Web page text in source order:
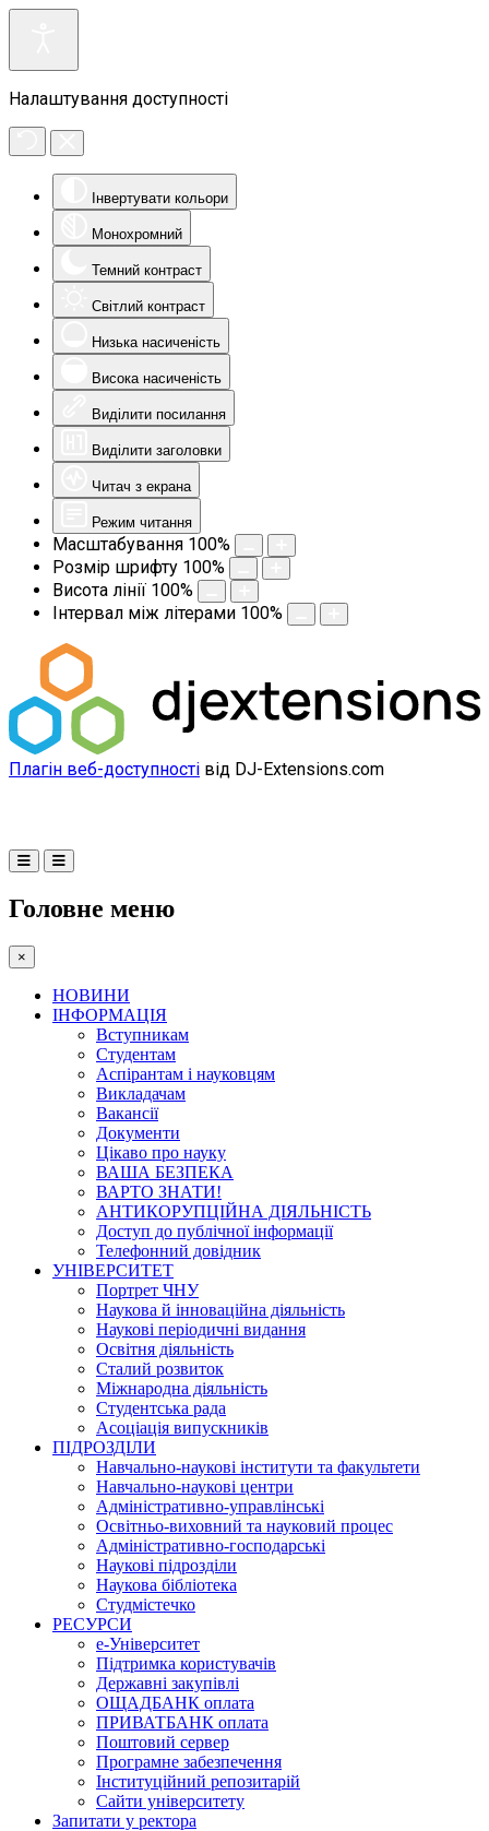
Налаштування доступності
Інвертувати кольори
Монохромний
Темний контраст
Світлий контраст
Низька насиченість
Висока насиченість
Виділити посилання
Виділити заголовки
Читач з екрана
Режим читання
Масштабування 100%
Розмір шрифту 100%
Висота лінії 100%
Інтервал між літерами 100%
Плагін веб-доступності від DJ-Extensions.com
Головне меню
×
НОВИНИ
ІНФОРМАЦІЯ
Вступникам
Студентам
Аспірантам і науковцям
Викладачам
Вакансії
Документи
Цікаво про науку
ВАША БЕЗПЕКА
ВАРТО ЗНАТИ!
АНТИКОРУПЦІЙНА ДІЯЛЬНІСТЬ
Доступ до публічної інформації
Телефонний довідник
УНІВЕРСИТЕТ
Портрет ЧНУ
Наукова й інноваційна діяльність
Наукові періодичні видання
Освітня діяльність
Сталий розвиток
Міжнародна діяльність
Студентська рада
Асоціація випускників
ПІДРОЗДІЛИ
Навчально-наукові інститути та факультети
Навчально-наукові центри
Адміністративно-управлінські
Освітньо-виховний та науковий процес
Адміністративно-господарські
Наукові підрозділи
Наукова бібліотека
Студмістечко
РЕСУРСИ
е-Університет
Підтримка користувачів
Державні закупівлі
ОЩАДБАНК оплата
ПРИВАТБАНК оплата
Поштовий сервер
Програмне забезпечення
Інституційний репозитарій
Сайти університету
Запитати у ректора